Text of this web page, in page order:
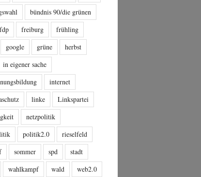
bündnis 90/die grünen
fdp freiburg
frühling
google grüne
herbst
in eigener sache
internet
linke
Linkspartei
netzpolitik
politik2.0
rieselfeld
sommer spd
stadt
wahlkampf wald
web2.0